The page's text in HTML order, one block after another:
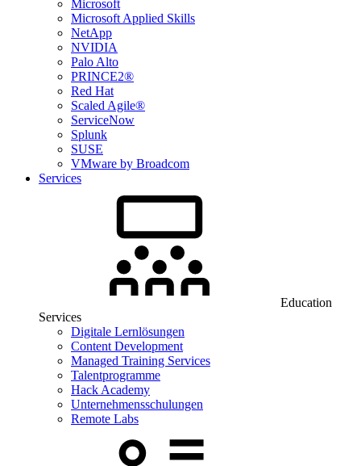
Microsoft
Microsoft Applied Skills
NetApp
NVIDIA
Palo Alto
PRINCE2®
Red Hat
Scaled Agile®
ServiceNow
Splunk
SUSE
VMware by Broadcom
Services
Education
Services
Digitale Lernlösungen
Content Development
Managed Training Services
Talentprogramme
Hack Academy
Unternehmensschulungen
Remote Labs